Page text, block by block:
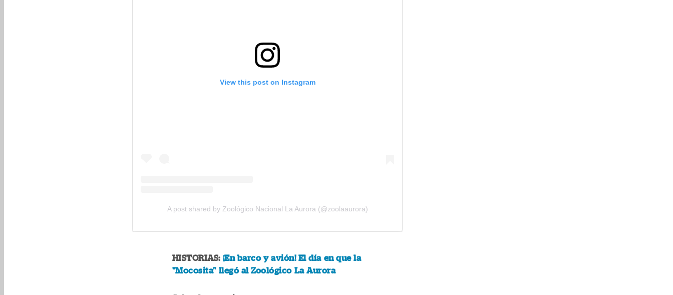
View this post on Instagram
A post shared by Zoológico Nacional La Aurora (@zoolaaurora)
HISTORIAS: ¡En barco y avión! El día en que la
"Mocosita" llegó al Zoológico La Aurora